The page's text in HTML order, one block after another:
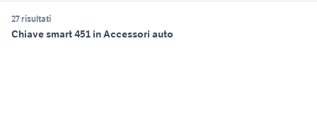
27 risultati
Chiave smart 451 in Accessori auto